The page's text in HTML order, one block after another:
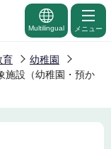
Multilingual メニュー
育
幼稚園
施設（幼稚園・預か